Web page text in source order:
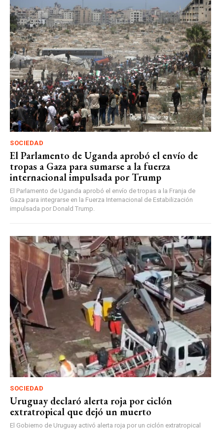
SOCIEDAD
El Parlamento de Uganda aprobó el envío de
tropas a Gaza para sumarse a la fuerza
internacional impulsada por Trump
El Parlamento de Uganda aprobó el envío de tropas a la Franja de
Gaza para integrarse en la Fuerza Internacional de Estabilización
impulsada por Donald Trump.
SOCIEDAD
Uruguay declaró alerta roja por ciclón
extratropical que dejó un muerto
El Gobierno de Uruguay activó alerta roja por un ciclón extratropical